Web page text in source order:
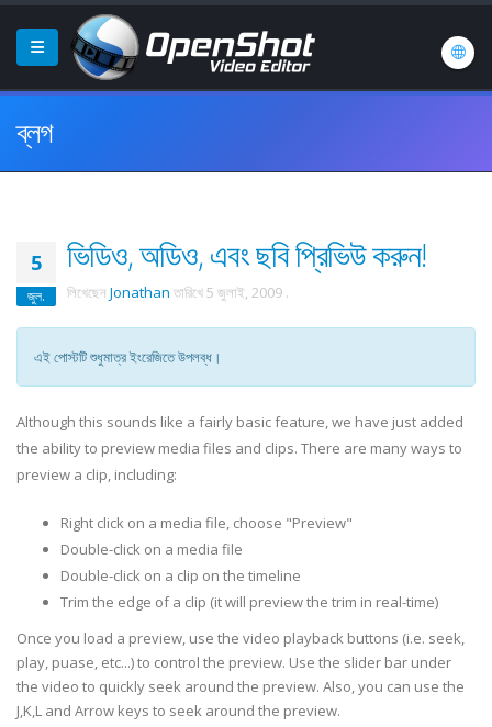
ব্লগ
5
জুল.
ভিডিও, অডিও, এবং ছবি প্রিভিউ করুন!
লিখেছেন Jonathan তারিখে 5 জুলাই, 2009 .
এই পোস্টটি শুধুমাত্র ইংরেজিতে উপলব্ধ।
Although this sounds like a fairly basic feature, we have just added
the ability to preview media files and clips. There are many ways to
preview a clip, including:
Right click on a media file, choose "Preview"
Double-click on a media file
Double-click on a clip on the timeline
Trim the edge of a clip (it will preview the trim in real-time)
Once you load a preview, use the video playback buttons (i.e. seek,
play, puase, etc...) to control the preview. Use the slider bar under
the video to quickly seek around the preview. Also, you can use the
J,K,L and Arrow keys to seek around the preview.